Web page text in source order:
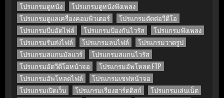
โปรแกรมดูหนัง
โปรแกรมดูหนังฟังเพลง
โปรแกรมดูแลเครื่องคอมพิวเตอร์
โปรแกรมตัดต่อวีดีโอ
โปรแกรมบีบอัดไฟล์
โปรแกรมป้องกันไวรัส
โปรแกรมฟังเพลง
โปรแกรมรับส่งไฟล์
โปรแกรมลบไฟล์
โปรแกรมวาดรูป
โปรแกรมสแกนมัลแวร์
โปรแกรมสแกนไวรัส
โปรแกรมอัดวีดีโอหน้าจอ
โปรแกรมอัพโหลด FTP
โปรแกรมอัพโหลดไฟล์
โปรแกรมเซฟหน้าจอ
โปรแกรมเปิดเว็บ
โปรแกรมเรียงฮาร์ดดิสก์
โปรแกรมเล่นเน็ต